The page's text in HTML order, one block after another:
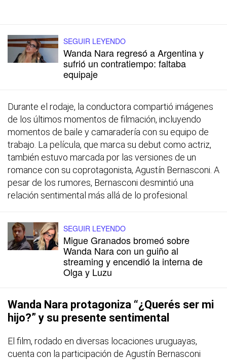
SEGUIR LEYENDO
Wanda Nara regresó a Argentina y
sufrió un contratiempo: faltaba
equipaje
Durante el rodaje, la conductora compartió imágenes
de los últimos momentos de filmación, incluyendo
momentos de baile y camaradería con su equipo de
trabajo. La película, que marca su debut como actriz,
también estuvo marcada por las versiones de un
romance con su coprotagonista, Agustín Bernasconi. A
pesar de los rumores, Bernasconi desmintió una
relación sentimental más allá de lo profesional.
SEGUIR LEYENDO
Migue Granados bromeó sobre
Wanda Nara con un guiño al
streaming y encendió la interna de
Olga y Luzu
Wanda Nara protagoniza “¿Querés ser mi
hijo?” y su presente sentimental
El film, rodado en diversas locaciones uruguayas,
cuenta con la participación de Agustín Bernasconi